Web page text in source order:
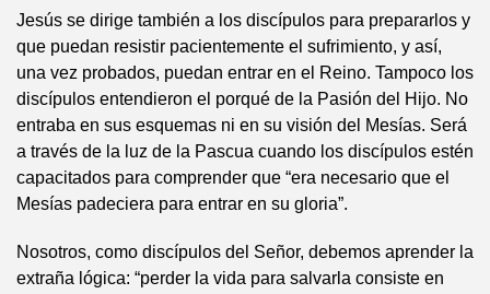
Jesús se dirige también a los discípulos para prepararlos y
que puedan resistir pacientemente el sufrimiento, y así,
una vez probados, puedan entrar en el Reino. Tampoco los
discípulos entendieron el porqué de la Pasión del Hijo. No
entraba en sus esquemas ni en su visión del Mesías. Será
a través de la luz de la Pascua cuando los discípulos estén
capacitados para comprender que “era necesario que el
Mesías padeciera para entrar en su gloria”.
Nosotros, como discípulos del Señor, debemos aprender la
extraña lógica: “perder la vida para salvarla consiste en